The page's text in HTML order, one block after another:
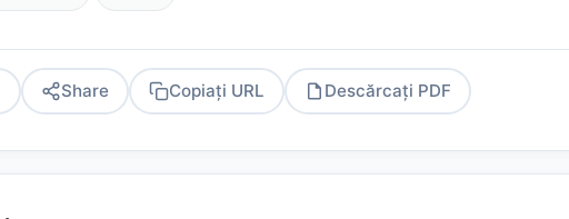
Share Copiați URL Descărcați PDF